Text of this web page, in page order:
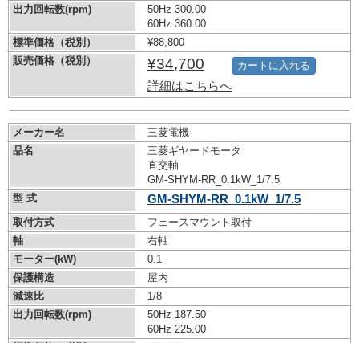
出力回転数(rpm)
50Hz 300.00
60Hz 360.00
標準価格（税別）
¥88,800
販売価格（税別）
¥34,700
詳細はこちらへ
カートに入れる
メーカー名
三菱電機
品名
三菱ギヤードモータ
直交軸
GM-SHYM-RR_0.1kW_1/7.5
型 式
GM-SHYM-RR_0.1kW_1/7.5
取付方式
フェースマウント取付
軸
右軸
モーター(kW)
0.1
保護構造
屋内
減速比
1/8
出力回転数(rpm)
50Hz 187.50
60Hz 225.00